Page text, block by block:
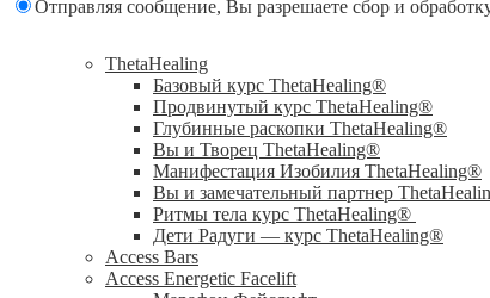
Отправляя сообщение, Вы разрешаете сбор и
ThetaHealing
Базовый курс ThetaHealing®
Продвинутый курс ThetaHealing®
Глубинные раскопки ThetaHealing®
Вы и Творец ThetaHealing®
Манифестация Изобилия ThetaHealing®
Вы и замечательный партнер
Ритмы тела курс ThetaHealing®
Дети Радуги — курс ThetaHealing®
Access Bars
Access Energetic Facelift